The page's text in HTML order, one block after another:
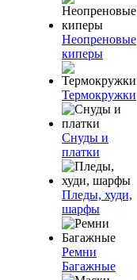
Неопреновые
киперы
Термокружки
Снуды и
платки
Пледы, худи,
шарфы
Ремни
Багажные